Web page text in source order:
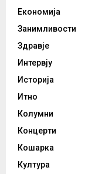
Економија
Занимливости
Здравје
Интервју
Историја
Итно
Колумни
Концерти
Кошарка
Култура